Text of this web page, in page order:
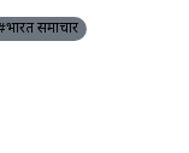
समाचार